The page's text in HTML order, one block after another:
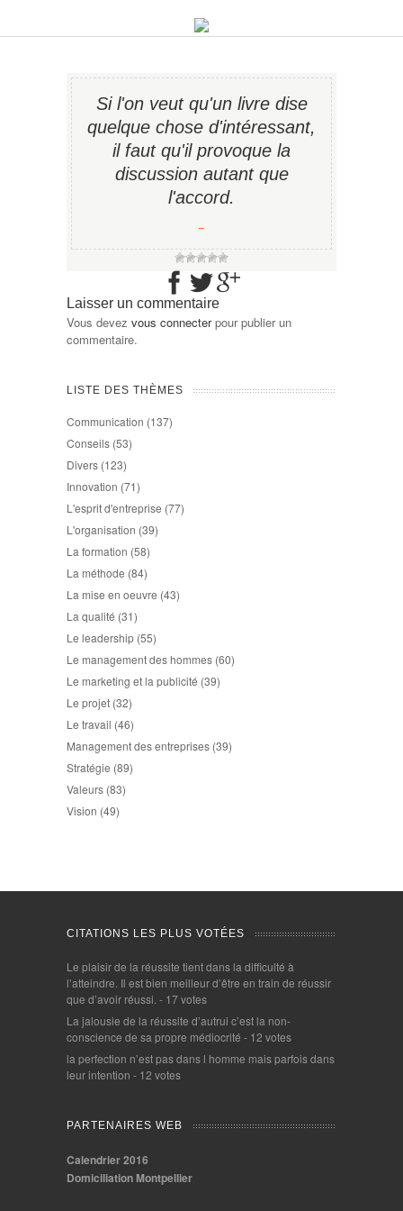
Si l'on veut qu'un livre dise
quelque chose d'intéressant,
il faut qu'il provoque la
discussion autant que
l'accord.
−
Laisser un commentaire
Vous devez vous connecterpour publier un
commentaire.
LISTE DES THÈMES
Communication (137)
Conseils (53)
Divers (123)
Innovation (71)
L'esprit d'entreprise (77)
L'organisation (39)
La formation (58)
La méthode (84)
La mise en oeuvre (43)
La qualité (31)
Le leadership (55)
Le management des hommes (60)
Le marketing et la publicité (39)
Le projet (32)
Le travail (46)
Management des entreprises (39)
Stratégie (89)
Valeurs (83)
Vision (49)
CITATIONS LES PLUS VOTÉES
Le plaisir de la réussite tient dans la difficulté à
l’atteindre. Il est bien meilleur d’être en train de réussir
que d’avoir réussi. - 17 votes
La jalousie de la réussite d’autrui c’est la non-
conscience de sa propre médiocrité - 12 votes
la perfection n’est pas dans l homme mais parfois dans
leur intention - 12 votes
PARTENAIRES WEB
Calendrier 2016
Domiciliation Montpellier